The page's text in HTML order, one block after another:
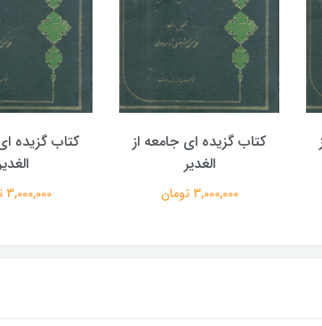
کتاب گزیده ای جامعه از
الغدیر
3,000,000 تومان
کتاب گزیده
3,000,000 تومان